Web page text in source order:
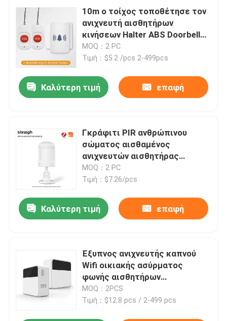
10m ο τοίχος τοποθέτησε τον
ανιχνευτή αισθητήρων
κινήσεων Halter ABS Doorbell
δαχτυλιδιών κλήσης
MOQ：2 PC
Τιμή：$5.2 /pcs 2-499pcs
Καλύτερη τιμή επαφή
Γκράφιτι PIR ανθρώπινου
σώματος αισθαμένος
ανιχνευτών αισθητήρας
κινήσεων ZigBee ευφυής
MOQ：2 PC
Τιμή：$7.26/pcs
Καλύτερη τιμή επαφή
Έξυπνος ανιχνευτής καπνού
Wifi οικιακής ασύρματος
φωνής αισθητήρων
συναγερμών Doorbell
MOQ：2PCS
Τιμή：$12.8 pcs / 2-499 pcs